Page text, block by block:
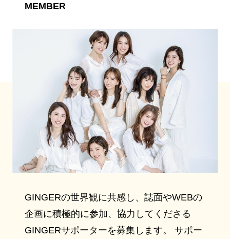
MEMBER
GINGERの世界観に共感し、誌面やWEBの
企画に積極的に参加、協力してくださる
GINGERサポーターを募集します。 サポー